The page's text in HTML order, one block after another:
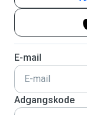
E-mail
Adgangskode